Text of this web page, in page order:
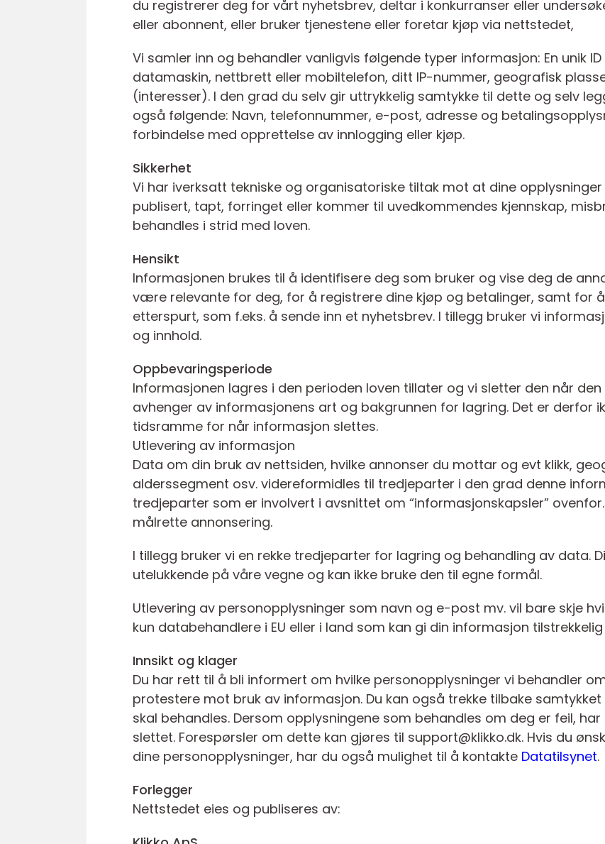
du registrerer deg for vårt nyhetsbrev, deltar i konkurranser eller
eller abonnent, eller bruker tjenestene eller foretar kjøp via nettstedet,
Vi samler inn og behandler vanligvis følgende typer informasjon: En unik
datamaskin, nettbrett eller mobiltelefon, ditt IP-nummer, geografisk
(interesser). I den grad du selv gir uttrykkelig samtykke til dette og selv
også følgende: Navn, telefonnummer, e-post, adresse og
forbindelse med opprettelse av innlogging eller kjøp.
Sikkerhet
Vi har iverksatt tekniske og organisatoriske tiltak mot at dine
publisert, tapt, forringet eller kommer til uvedkommendes kjennskap,
behandles i strid med loven.
Hensikt
Informasjonen brukes til å identifisere deg som bruker og vise deg de
være relevante for deg, for å registrere dine kjøp og betalinger, samt for
etterspurt, som f.eks. å sende inn et nyhetsbrev. I tillegg bruker vi
og innhold.
Oppbevaringsperiode
Informasjonen lagres i den perioden loven tillater og vi sletter den når den
avhenger av informasjonens art og bakgrunnen for lagring. Det er derfor
tidsramme for når informasjon slettes.
Utlevering av informasjon
Data om din bruk av nettsiden, hvilke annonser du mottar og evt klikk,
alderssegment osv. videreformidles til tredjeparter i den grad denne
tredjeparter som er involvert i avsnittet om “informasjonskapsler”
målrette annonsering.
I tillegg bruker vi en rekke tredjeparter for lagring og behandling av data.
utelukkende på våre vegne og kan ikke bruke den til egne formål.
Utlevering av personopplysninger som navn og e-post mv. vil bare skje
kun databehandlere i EU eller i land som kan gi din informasjon
Innsikt og klager
Du har rett til å bli informert om hvilke personopplysninger vi behandler
protestere mot bruk av informasjon. Du kan også trekke tilbake
skal behandles. Dersom opplysningene som behandles om deg er feil,
slettet. Forespørsler om dette kan gjøres til support@klikko.dk. Hvis du
dine personopplysninger, har du også mulighet til å kontakte Datatilsynet.
Forlegger
Nettstedet eies og publiseres av: